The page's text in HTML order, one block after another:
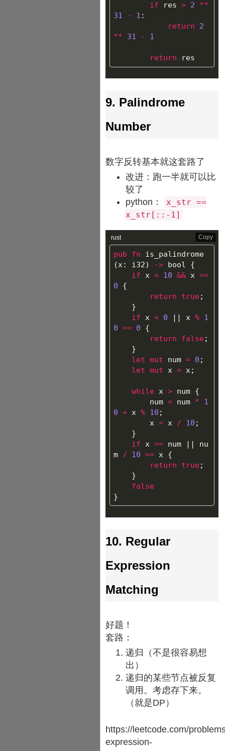
if
res > 2
**
31
- 1 :
return
2
**
31 - 1
return res
9. Palindrome
Number
数字反转基本就这套路了
改进：跑一半就可以比
较了
python：
x_str ==
x_str[::-1]
pub fn
is_palindrome
(x : i32) -> bool
{
if
x < 10 && x
>=
0
{
return
true;
}
if
x < 0 || x % 1
0
== 0
{
return
false;
}
let
mut num = 0 ;
let
mut x = x ;
while x > num {
num = num *
1
0
+ x % 10 ;
x
= x / 10 ;
}
if
x == num ||
nu
m
/ 10 == x
{
return
true;
}
false
}
rust Copy
10. Regular
Expression
Matching
好题！
套路：
递归（不是很容易想
出）
递归的某些节点被反复
调用。考虑存下来。
（就是DP）
https://leetcode.com/
expression-